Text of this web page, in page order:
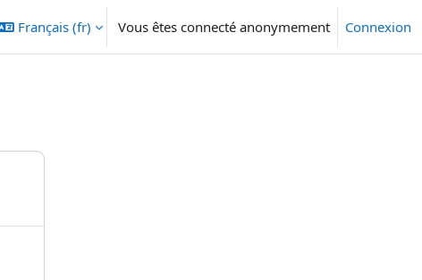
Français ‎(fr)‎ Vous êtes connecté anonymement Connexion